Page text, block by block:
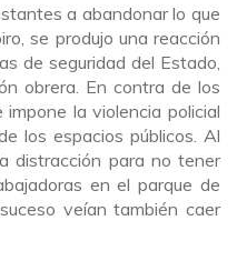
a abandonar lo que
se produjo una reacción
de seguridad del Estado,
obrera. En contra de los
la violencia policial
los espacios públicos. Al
distracción para no tener
en el parque de
veían también caer